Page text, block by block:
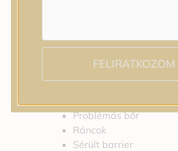
Érzékeny bőr
Fakóság
Problémás bőr
Ráncok
Sérült barrier
FELIRATKOZOM